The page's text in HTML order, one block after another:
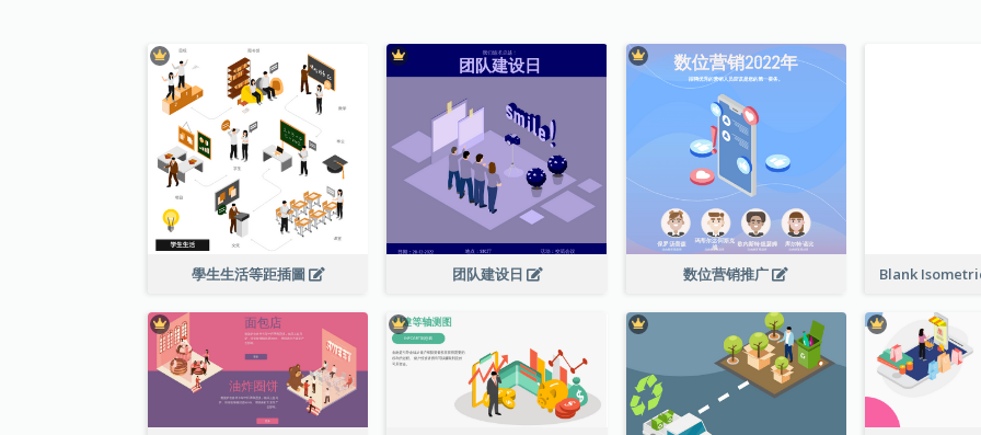
學生生活等距插圖 团队建设日 数位营销推广 Blank